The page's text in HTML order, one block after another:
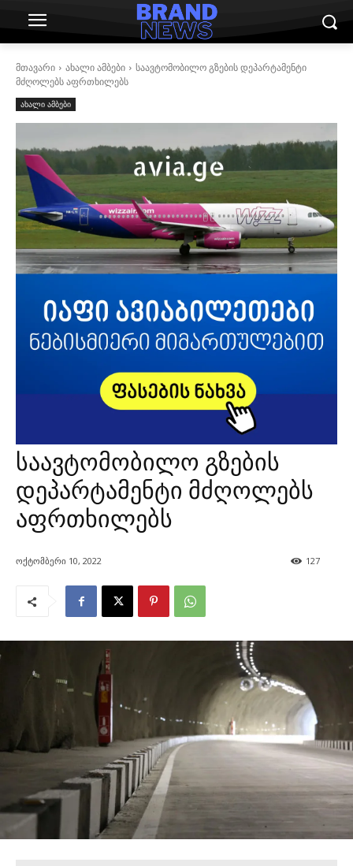
მთავარი ახალი ამბები
საავტომობილო გზების დეპარტამენტი
მძღოლებს აფრთხილებს
ახალი ამბები
საავტომობილო გზების
დეპარტამენტი მძღოლებს
აფრთხილებს
ოქტომბერი 10, 2022 127